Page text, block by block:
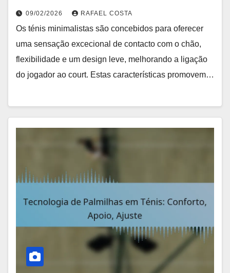
09/02/2026 RAFAEL COSTA
Os ténis minimalistas são concebidos para oferecer
uma sensação excecional de contacto com o chão,
flexibilidade e um design leve, melhorando a ligação
do jogador ao court. Estas características promovem…